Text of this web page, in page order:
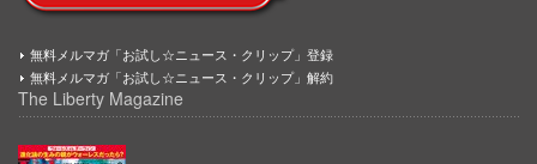
無料メルマガ「お試し☆ニュース・クリップ」登録
無料メルマガ「お試し☆ニュース・クリップ」解約
The Liberty Magazine